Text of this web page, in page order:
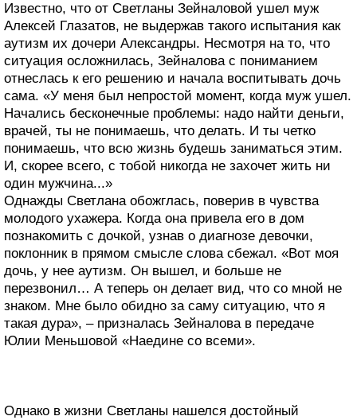
Известно, что от Светланы Зейналовой ушел муж
Алексей Глазатов, не выдержав такого испытания как
аутизм их дочери Александры. Несмотря на то, что
ситуация осложнилась, Зейналова с пониманием
отнеслась к его решению и начала воспитывать дочь
сама. «У меня был непростой момент, когда муж ушел.
Начались бесконечные проблемы: надо найти деньги,
врачей, ты не понимаешь, что делать. И ты четко
понимаешь, что всю жизнь будешь заниматься этим.
И, скорее всего, с тобой никогда не захочет жить ни
один мужчина...»
Однажды Светлана обожглась, поверив в чувства
молодого ухажера. Когда она привела его в дом
познакомить с дочкой, узнав о диагнозе девочки,
поклонник в прямом смысле слова сбежал. «Вот моя
дочь, у нее аутизм. Он вышел, и больше не
перезвонил… А теперь он делает вид, что со мной не
знаком. Мне было обидно за саму ситуацию, что я
такая дура», – призналась Зейналова в передаче
Юлии Меньшовой «Наедине со всеми».
Однако в жизни Светланы нашелся достойный